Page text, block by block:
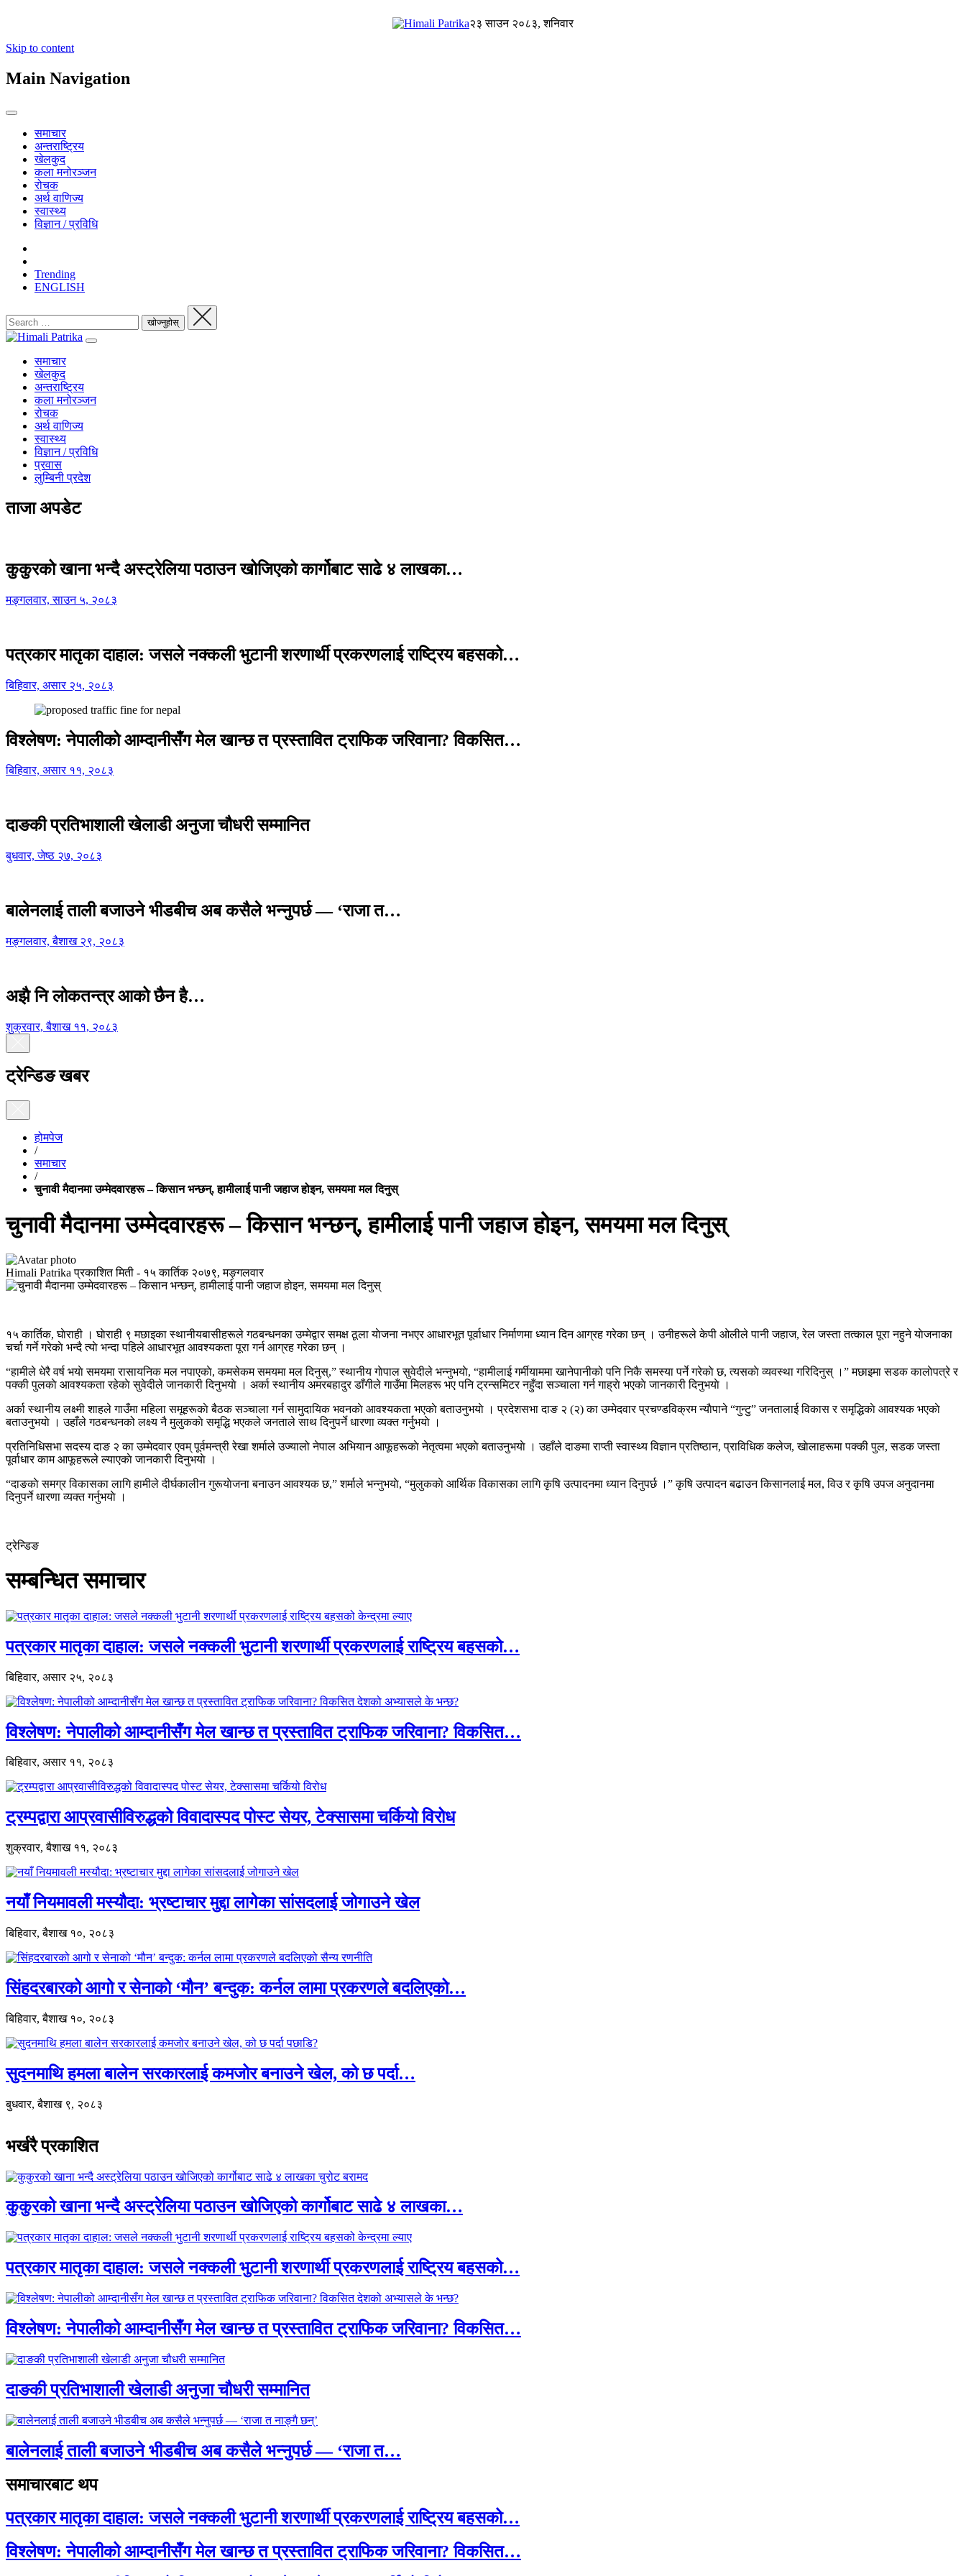
२३ साउन २०८३, शनिवार
Skip to content
Main Navigation
समाचार
अन्तराष्ट्रिय
खेलकुद
कला मनोरञ्जन
रोचक
अर्थ वाणिज्य
स्वास्थ्य
विज्ञान / प्रविधि
Trending
ENGLISH
समाचार
खेलकुद
अन्तराष्ट्रिय
कला मनोरञ्जन
रोचक
अर्थ वाणिज्य
स्वास्थ्य
विज्ञान / प्रविधि
प्रवास
लुम्बिनी प्रदेश
ताजा अपडेट
कुकुरको खाना भन्दै अस्ट्रेलिया पठाउन खोजिएको कार्गोबाट साढे ४ लाखका…
मङ्गलवार, साउन ५, २०८३
पत्रकार मातृका दाहाल: जसले नक्कली भुटानी शरणार्थी प्रकरणलाई राष्ट्रिय बहसको…
बिहिवार, असार २५, २०८३
विश्लेषण: नेपालीको आम्दानीसँग मेल खान्छ त प्रस्तावित ट्राफिक जरिवाना? विकसित…
बिहिवार, असार ११, २०८३
दाङकी प्रतिभाशाली खेलाडी अनुजा चौधरी सम्मानित
बुधवार, जेष्ठ २७, २०८३
बालेनलाई ताली बजाउने भीडबीच अब कसैले भन्नुपर्छ — ‘राजा त…
मङ्गलवार, बैशाख २९, २०८३
अझै नि लोकतन्त्र आको छैन है…
शुक्रवार, बैशाख ११, २०८३
ट्रेन्डिङ खबर
होमपेज
/
समाचार
/
चुनावी मैदानमा उम्मेदवारहरू – किसान भन्छन्, हामीलाई पानी जहाज होइन, समयमा मल दिनुस्
चुनावी मैदानमा उम्मेदवारहरू – किसान भन्छन्, हामीलाई पानी जहाज होइन, समयमा मल दिनुस्
Himali Patrika प्रकाशित मिती - १५ कार्तिक २०७९, मङ्गलवार
१५ कार्तिक, घाेराही । घाेराही ९ मछाइका स्थानीयबासीहरूले गठबन्धनका उम्मेद्वार समक्ष ठूला याेजना नभएर आधारभूत पूर्वाधार निर्माणमा ध्यान दिन आग्रह गरेका छन् । उनीहरूले केपी ओलीले पानी जहाज, रेल जस्ता तत्काल पूरा नहुने याेजनाका
चर्चा गर्ने गरेकाे भन्दै त्याे भन्दा पहिले आधारभूत आवश्यकता पूरा गर्न आग्रह गरेका छन् ।
“हामीले धेरै वर्ष भयाे समयमा रासायनिक मल नपाएकाे, कमसेकम समयमा मल दिनुस्,” स्थानीय गाेपाल सुवेदीले भन्नुभयाे, “हामीलाई गर्मीयाममा खानेपानीको पनि निकै समस्या पर्ने गरेकाे छ, त्यसकाे व्यवस्था गरिदिनुस् ।” मछाइमा सडक कालाेपत्रे र
पक्की पुलकाे आवश्यकता रहेकाे सुवेदीले जानकारी दिनुभयाे । अर्का स्थानीय अमरबहादुर डाँगीले गाउँमा मिलहरू भए पनि ट्रन्समिटर नहुँदा सञ्चाला गर्न गाह्राे भएकाे जानकारी दिनुभयाे ।
अर्का स्थानीय लक्ष्मी शाहले गाउँमा महिला समूहरूकाे बैठक सञ्चाला गर्न सामुदायिक भवनकाे आवश्यकता भएकाे बताउनुभयाे । प्रदेशसभा दाङ २ (२) का उम्मेदवार प्रचण्डविक्रम न्याैपाने “गुन्टु” जनतालाई विकास र समृद्धिकाे आवश्यक भएकाे
बताउनुभयाे । उहाँले गठबन्धनको लक्ष्य नै मुलुककाे समृद्धि भएकले जनताले साथ दिनुपर्ने धारणा व्यक्त गर्नुभयाे ।
प्रतिनिधिसभा सदस्य दाङ २ का उम्मेदवार एवम् पूर्वमन्त्री रेखा शर्माले उज्यालो नेपाल अभियान आफूहरूकाे नेतृत्वमा भएकाे बताउनुभयाे । उहाँले दाङमा राप्ती स्वास्थ्य विज्ञान प्रतिष्ठान, प्राविधिक कलेज, खाेलाहरूमा पक्की पुल, सडक जस्ता
पूर्वाधार काम आफूहरूले ल्याएकाे जानकारी दिनुभयाे ।
“दाङकाे समग्र विकासका लागि हामीले दीर्घकालीन गुरूयाेजना बनाउन आवश्यक छ,” शर्माले भन्नुभयाे, “मुलुककाे आर्थिक विकासका लागि कृषि उत्पादनमा ध्यान दिनुपर्छ ।” कृषि उत्पादन बढाउन किसानलाई मल, विउ र कृषि उपज अनुदानमा
दिनुपर्ने धारणा व्यक्त गर्नुभयाे ।
ट्रेन्डिङ
सम्बन्धित समाचार
पत्रकार मातृका दाहाल: जसले नक्कली भुटानी शरणार्थी प्रकरणलाई राष्ट्रिय बहसको…
बिहिवार, असार २५, २०८३
विश्लेषण: नेपालीको आम्दानीसँग मेल खान्छ त प्रस्तावित ट्राफिक जरिवाना? विकसित…
बिहिवार, असार ११, २०८३
ट्रम्पद्वारा आप्रवासीविरुद्धको विवादास्पद पोस्ट सेयर, टेक्सासमा चर्कियो विरोध
शुक्रवार, बैशाख ११, २०८३
नयाँ नियमावली मस्यौदा: भ्रष्टाचार मुद्दा लागेका सांसदलाई जोगाउने खेल
बिहिवार, बैशाख १०, २०८३
सिंहदरबारको आगो र सेनाको ‘मौन’ बन्दुक: कर्नल लामा प्रकरणले बदलिएको…
बिहिवार, बैशाख १०, २०८३
सुदनमाथि हमला बालेन सरकारलाई कमजोर बनाउने खेल, को छ पर्दा…
बुधवार, बैशाख ९, २०८३
भर्खरै प्रकाशित
कुकुरको खाना भन्दै अस्ट्रेलिया पठाउन खोजिएको कार्गोबाट साढे ४ लाखका…
पत्रकार मातृका दाहाल: जसले नक्कली भुटानी शरणार्थी प्रकरणलाई राष्ट्रिय बहसको…
विश्लेषण: नेपालीको आम्दानीसँग मेल खान्छ त प्रस्तावित ट्राफिक जरिवाना? विकसित…
दाङकी प्रतिभाशाली खेलाडी अनुजा चौधरी सम्मानित
बालेनलाई ताली बजाउने भीडबीच अब कसैले भन्नुपर्छ — ‘राजा त…
समाचारबाट थप
पत्रकार मातृका दाहाल: जसले नक्कली भुटानी शरणार्थी प्रकरणलाई राष्ट्रिय बहसको…
विश्लेषण: नेपालीको आम्दानीसँग मेल खान्छ त प्रस्तावित ट्राफिक जरिवाना? विकसित…